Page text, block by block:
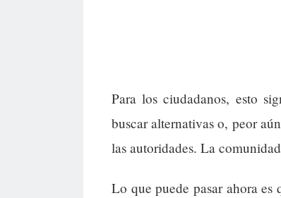
Para los ciudadanos, esto
buscar alternativas o, peor
las autoridades. La
Lo que puede pasar ahora